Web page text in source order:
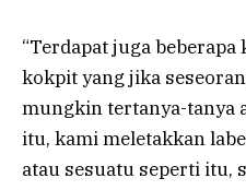
“Terdapat juga
kokpit yang jika
mungkin tertanya-tanya
itu, kami meletakkan
atau sesuatu seperti itu,